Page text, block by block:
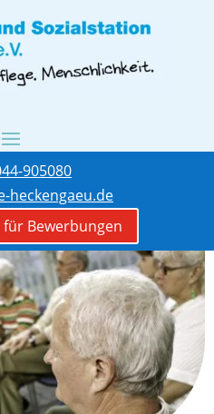
905080
heckengaeu.de
Bewerbungen